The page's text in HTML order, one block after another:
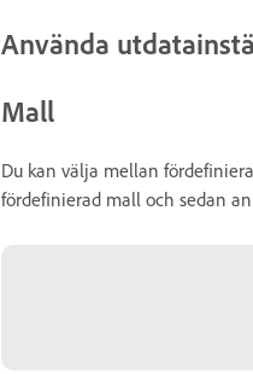
Använda
Mall
Du kan välja mellan
fördefinierad mall och sedan